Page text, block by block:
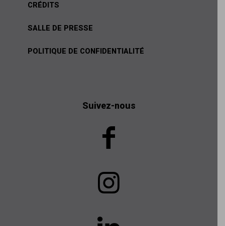
CRÉDITS
SALLE DE PRESSE
POLITIQUE DE CONFIDENTIALITÉ
Suivez-nous